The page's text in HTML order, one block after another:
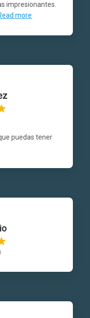
impresionantes.
more
puedas tener